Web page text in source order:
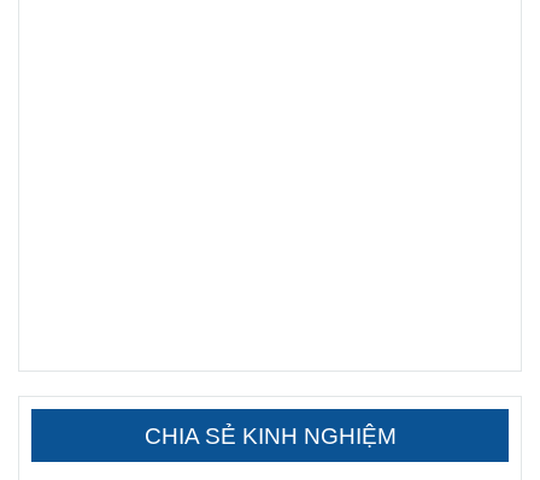
CHIA SẺ KINH NGHIỆM